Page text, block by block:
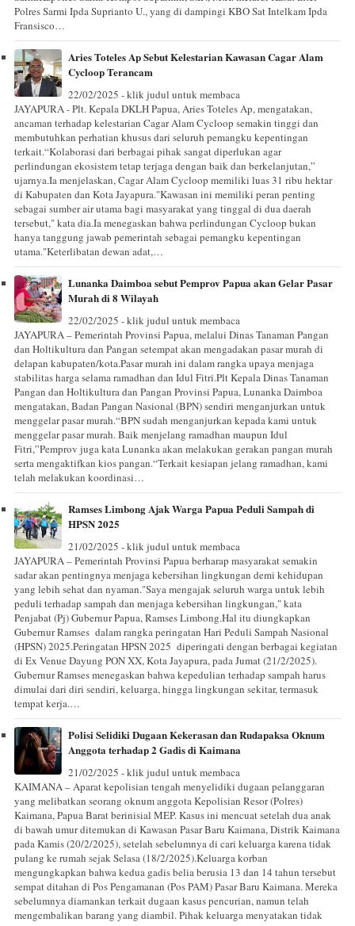
Polres Sarmi Ipda Suprianto U., yang di dampingi KBO Sat Intelkam Ipda
Fransisco…
Aries Toteles Ap Sebut Kelestarian Kawasan Cagar Alam
Cycloop Terancam
22/02/2025 - klik judul untuk membaca
JAYAPURA - Plt. Kepala DKLH Papua, Aries Toteles Ap, mengatakan,
ancaman terhadap kelestarian Cagar Alam Cycloop semakin tinggi dan
membutuhkan perhatian khusus dari seluruh pemangku kepentingan
terkait.“Kolaborasi dari berbagai pihak sangat diperlukan agar
perlindungan ekosistem tetap terjaga dengan baik dan berkelanjutan,”
ujarnya.Ia menjelaskan, Cagar Alam Cycloop memiliki luas 31 ribu hektar
di Kabupaten dan Kota Jayapura."Kawasan ini memiliki peran penting
sebagai sumber air utama bagi masyarakat yang tinggal di dua daerah
tersebut," kata dia.Ia menegaskan bahwa perlindungan Cycloop bukan
hanya tanggung jawab pemerintah sebagai pemangku kepentingan
utama."Keterlibatan dewan adat,…
Lunanka Daimboa sebut Pemprov Papua akan Gelar Pasar
Murah di 8 Wilayah
22/02/2025 - klik judul untuk membaca
JAYAPURA – Pemerintah Provinsi Papua, melalui Dinas Tanaman Pangan
dan Holtikultura dan Pangan setempat akan mengadakan pasar murah di
delapan kabupaten/kota.Pasar murah ini dalam rangka upaya menjaga
stabilitas harga selama ramadhan dan Idul Fitri.Plt Kepala Dinas Tanaman
Pangan dan Holtikultura dan Pangan Provinsi Papua, Lunanka Daimboa
mengatakan, Badan Pangan Nasional (BPN) sendiri menganjurkan untuk
menggelar pasar murah.“BPN sudah menganjurkan kepada kami untuk
menggelar pasar murah. Baik menjelang ramadhan maupun Idul
Fitri,”Pemprov juga kata Lunanka akan melakukan gerakan pangan murah
serta mengaktifkan kios pangan.“Terkait kesiapan jelang ramadhan, kami
telah melakukan koordinasi…
Ramses Limbong Ajak Warga Papua Peduli Sampah di
HPSN 2025
21/02/2025 - klik judul untuk membaca
JAYAPURA – Pemerintah Provinsi Papua berharap masyarakat semakin
sadar akan pentingnya menjaga kebersihan lingkungan demi kehidupan
yang lebih sehat dan nyaman."Saya mengajak seluruh warga untuk lebih
peduli terhadap sampah dan menjaga kebersihan lingkungan," kata
Penjabat (Pj) Gubernur Papua, Ramses Limbong.Hal itu diungkapkan
Gubernur Ramses dalam rangka peringatan Hari Peduli Sampah Nasional
(HPSN) 2025.Peringatan HPSN 2025 diperingati dengan berbagai kegiatan
di Ex Venue Dayung PON XX, Kota Jayapura, pada Jumat (21/2/2025).
Gubernur Ramses menegaskan bahwa kepedulian terhadap sampah harus
dimulai dari diri sendiri, keluarga, hingga lingkungan sekitar, termasuk
tempat kerja.…
Polisi Selidiki Dugaan Kekerasan dan Rudapaksa Oknum
Anggota terhadap 2 Gadis di Kaimana
21/02/2025 - klik judul untuk membaca
KAIMANA – Aparat kepolisian tengah menyelidiki dugaan pelanggaran
yang melibatkan seorang oknum anggota Kepolisian Resor (Polres)
Kaimana, Papua Barat berinisial MEP. Kasus ini mencuat setelah dua anak
di bawah umur ditemukan di Kawasan Pasar Baru Kaimana, Distrik Kaimana
pada Kamis (20/2/2025), setelah sebelumnya di cari keluarga karena tidak
pulang ke rumah sejak Selasa (18/2/2025).Keluarga korban
mengungkapkan bahwa kedua gadis belia berusia 13 dan 14 tahun tersebut
sempat ditahan di Pos Pengamanan (Pos PAM) Pasar Baru Kaimana. Mereka
sebelumnya diamankan terkait dugaan kasus pencurian, namun telah
mengembalikan barang yang diambil. Pihak keluarga menyatakan tidak